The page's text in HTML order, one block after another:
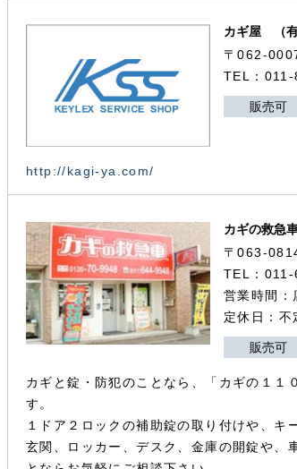
カギ屋 （
〒062-
TEL：
販売可
http://kagi-ya.com/
カギの救急
〒063-
TEL：
営業時間
定休日：不
販売可
カギと錠・防犯のことなら、「カギの１１
す。
１ドア２ロックの補助錠の取り付けや、
玄関、ロッカー、デスク、金庫の開錠や、